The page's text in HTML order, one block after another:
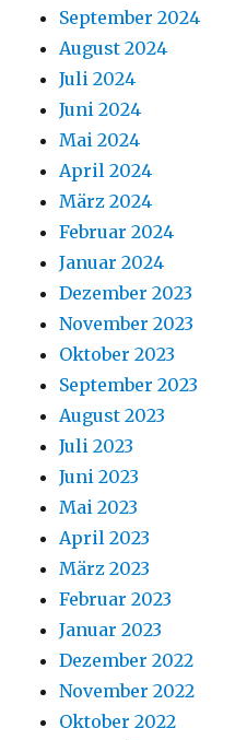
September 2024
August 2024
Juli 2024
Juni 2024
Mai 2024
April 2024
März 2024
Februar 2024
Januar 2024
Dezember 2023
November 2023
Oktober 2023
September 2023
August 2023
Juli 2023
Juni 2023
Mai 2023
April 2023
März 2023
Februar 2023
Januar 2023
Dezember 2022
November 2022
Oktober 2022